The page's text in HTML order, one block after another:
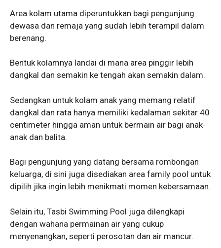
Area kolam utama diperuntukkan bagi pengunjung
dewasa dan remaja yang sudah lebih terampil dalam
berenang.
Bentuk kolamnya landai di mana area pinggir lebih
dangkal dan semakin ke tengah akan semakin dalam.
Sedangkan untuk kolam anak yang memang relatif
dangkal dan rata hanya memiliki kedalaman sekitar 40
centimeter hingga aman untuk bermain air bagi anak-
anak dan balita.
Bagi pengunjung yang datang bersama rombongan
keluarga, di sini juga disediakan area family pool untuk
dipilih jika ingin lebih menikmati momen kebersamaan.
Selain itu, Tasbi Swimming Pool juga dilengkapi
dengan wahana permainan air yang cukup
menyenangkan, seperti perosotan dan air mancur.